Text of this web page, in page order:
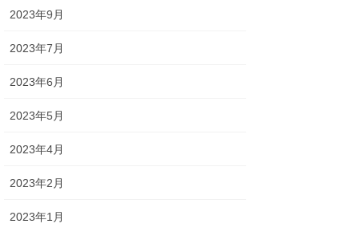
2023年9月
2023年7月
2023年6月
2023年5月
2023年4月
2023年2月
2023年1月